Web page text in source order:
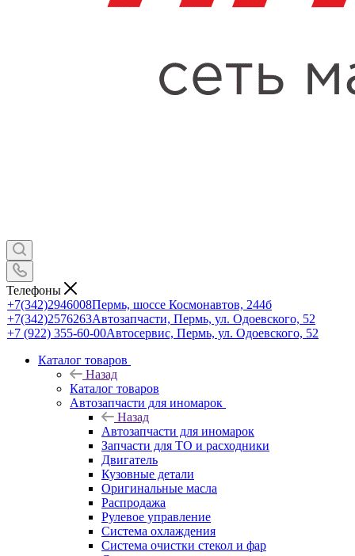
Телефоны
+7(342)2946008Пермь, шоссе Космонавтов, 244б
+7(342)2576263Автозапчасти, Пермь, ул. Одоевского, 52
+7 (922) 355-60-00Автосервис, Пермь, ул. Одоевского, 52
Каталог товаров
Назад
Каталог товаров
Автозапчасти для иномарок
Назад
Автозапчасти для иномарок
Запчасти для ТО и расходники
Двигатель
Кузовные детали
Оригинальные масла
Распродажа
Рулевое управление
Система охлаждения
Система очистки стекол и фар